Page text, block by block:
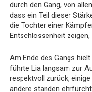
durch den Gang, von
dass ein Teil dieser
die Tochter einer
Entschlossenheit zeigen,
Am Ende des Gangs
führte Lia langsam zur
respektvoll zurück,
andere standen